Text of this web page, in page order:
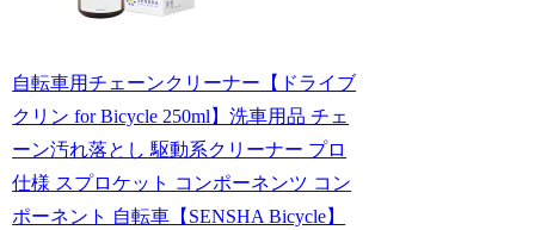
自転車用チェーンクリーナー【ドライブ
クリン for Bicycle 250ml】洗車用品 チェ
ーン汚れ落とし 駆動系クリーナー プロ
仕様 スプロケット コンポーネンツ コン
ポーネント 自転車【SENSHA Bicycle】